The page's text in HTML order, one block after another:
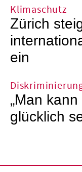
Klimaschutz
Zürich
ein
„Man
glücklich